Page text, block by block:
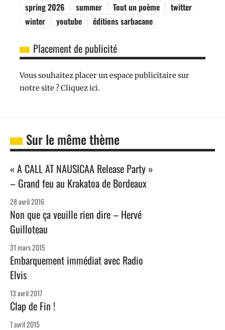
spring 2026
summer Tout un poème
twitter
winter
youtube éditions sarbacane
Placement de publicité
Vous souhaitez placer un espace publicitaire sur
notre site ? Cliquez ici.
Sur le même thème
« A CALL AT NAUSICAA Release Party »
– Grand feu au Krakatoa de Bordeaux
28 avril 2016
Non que ça veuille rien dire – Hervé
Guilloteau
31 mars 2015
Embarquement immédiat avec Radio
Elvis
13 avril 2017
Clap de Fin !
7 avril 2015